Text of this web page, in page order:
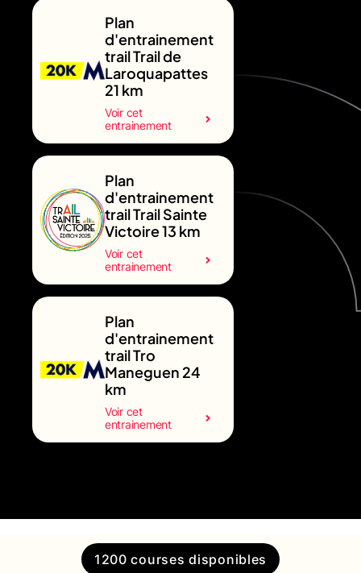
Plan
d'entrainement
trail Trail de
Laroquapattes
21 km
Voir cet
entrainement
Plan
d'entrainement
trail Trail Sainte
Victoire 13 km
Voir cet
entrainement
Plan
d'entrainement
trail Tro
Maneguen 24
km
Voir cet
entrainement
1200 courses disponibles